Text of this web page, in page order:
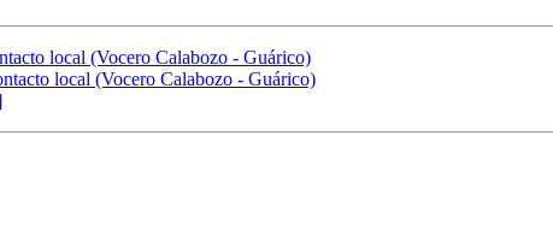
local (Vocero Calabozo - Guárico)
local (Vocero Calabozo - Guárico)